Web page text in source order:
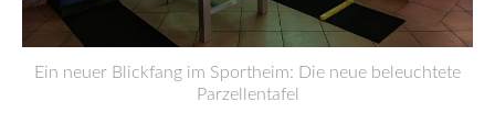
Ein neuer Blickfang im Sportheim: Die neue beleuchtete
Parzellentafel